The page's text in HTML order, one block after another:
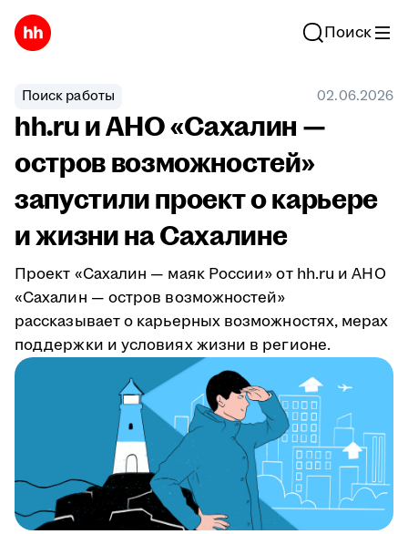
Поиск
Поиск работы 02.06.2026
hh.ru и АНО «Сахалин —
остров возможностей»
запустили проект о карьере
и жизни на Сахалине
Проект «Сахалин — маяк России» от hh.ru и АНО
«Сахалин — остров возможностей»
рассказывает о карьерных возможностях, мерах
поддержки и условиях жизни в регионе.